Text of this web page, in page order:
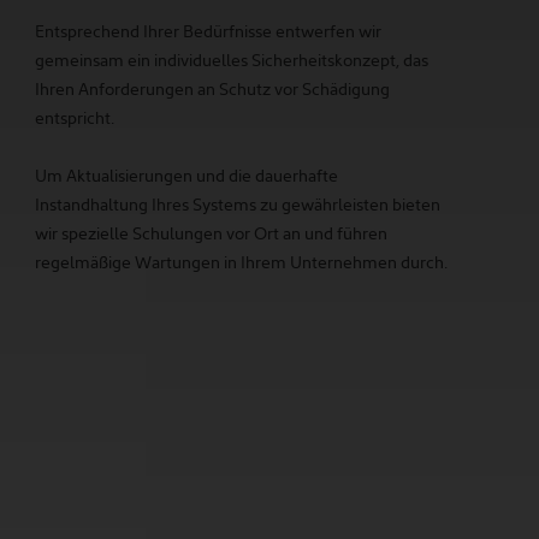
Entsprechend Ihrer Bedürfnisse entwerfen wir
gemeinsam ein individuelles Sicherheitskonzept, das
Ihren Anforderungen an Schutz vor Schädigung
entspricht.
Um Aktualisierungen und die dauerhafte
Instandhaltung Ihres Systems zu gewährleisten bieten
wir spezielle Schulungen vor Ort an und führen
regelmäßige Wartungen in Ihrem Unternehmen durch.